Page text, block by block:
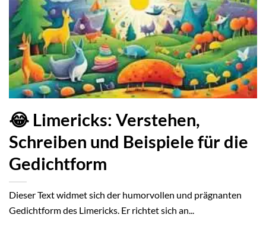
😂 Limericks: Verstehen,
Schreiben und Beispiele für die
Gedichtform
Dieser Text widmet sich der humorvollen und prägnanten
Gedichtform des Limericks. Er richtet sich an...